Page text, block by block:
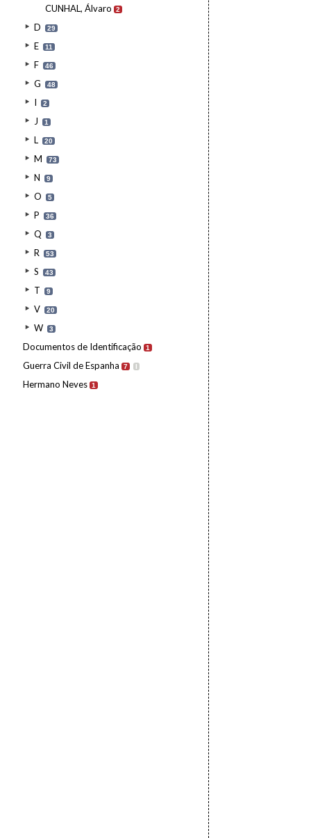
CUNHAL, Álvaro 2
D 29
E 11
F 46
G 48
I 2
J 1
L 20
M 73
N 9
O 5
P 36
Q 3
R 53
S 43
T 9
V 20
W 3
Documentos de Identificação 1
Guerra Civil de Espanha 7 I
Hermano Neves 1